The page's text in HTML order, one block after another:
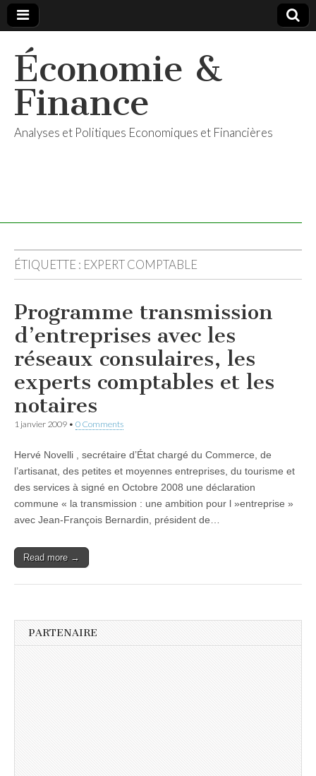
Économie &
Finance
Analyses et Politiques Economiques et Financières
ÉTIQUETTE : EXPERT COMPTABLE
Programme transmission
d’entreprises avec les
réseaux consulaires, les
experts comptables et les
notaires
1 janvier 2009 • 0 Comments
Hervé Novelli , secrétaire d’État chargé du Commerce, de
l’artisanat, des petites et moyennes entreprises, du tourisme et
des services à signé en Octobre 2008 une déclaration
commune « la transmission : une ambition pour l »entreprise »
avec Jean-François Bernardin, président de…
Read more →
PARTENAIRE